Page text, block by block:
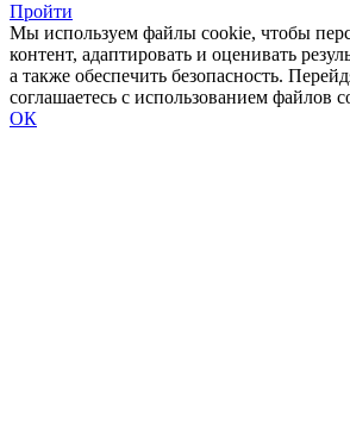
Пройти
Мы используем файлы cookie, чтобы
контент, адаптировать и оценивать
а также обеспечить безопасность.
соглашаетесь с использованием файлов
ОК